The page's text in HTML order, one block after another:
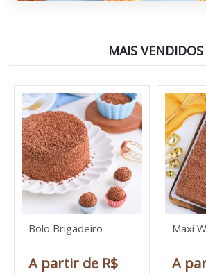
MAIS VENDIDOS
Bolo Brigadeiro
A partir de R$
Maxi
A